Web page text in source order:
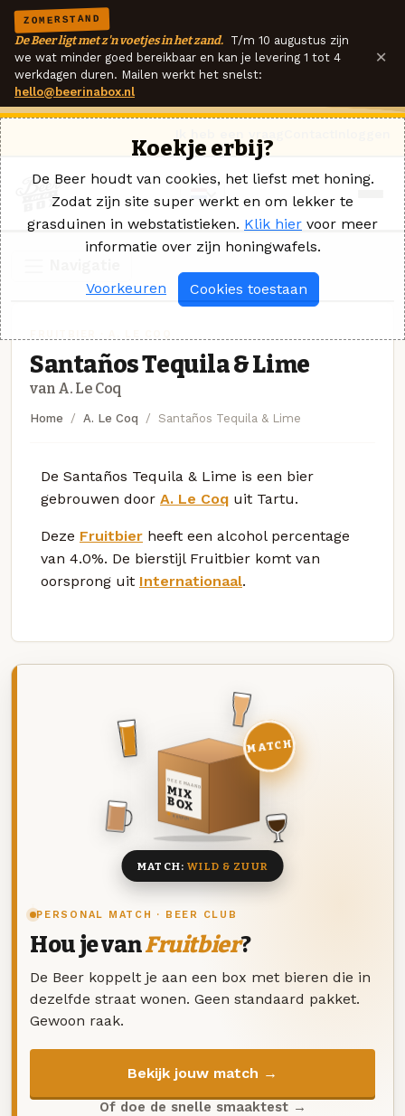
ZOMERSTAND
De Beer ligt met z'n voetjes in het zand. T/m 10 augustus zijn
we wat minder goed bereikbaar en kan je levering 1 tot 4
werkdagen duren. Mailen werkt het snelst:
hello@beerinabox.nl
×
Santaños Tequila & Lime
van A. Le Coq
Home A. Le Coq Santaños Tequila & Lime
De Santaños Tequila & Lime is een bier
gebrouwen door A. Le Coq uit Tartu.
Deze Fruitbier heeft een alcohol percentage
van 4.0%. De bierstijl Fruitbier komt van
oorsprong uit Internationaal.
PERSONAL MATCH · BEER CLUB
Hou je vanFruitbier?
De Beer koppelt je aan een box met bieren die in
dezelfde straat wonen. Geen standaard pakket.
Gewoon raak.
Bekijk jouw match →
Of doe de snelle smaaktest →
DEZE MAAND
MIX
BOX
8 BIEREN
MATCH
MATCH:WILD & ZUUR
Koekje erbij?
De Beer houdt van cookies, het liefst met honing.
Zodat zijn site super werkt en om lekker te
grasduinen in webstatistieken. Klik hier voor meer
informatie over zijn honingwafels.
Voorkeuren Cookies toestaan